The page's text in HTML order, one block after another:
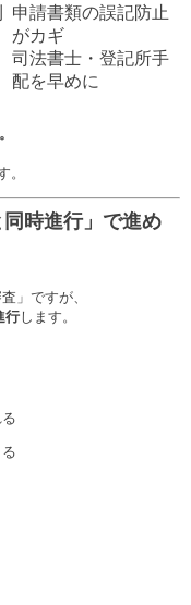
申請書類の誤記防止
がカギ
司法書士・登記所手
配を早めに
。
時進行」で進め
」ですが、
行します。